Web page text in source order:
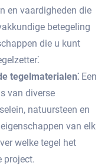
en vaardigheden die
betegeling
die u kunt
tegelmaterialen⁚ Een
van diverse
natuursteen en
van elk
welke tegel het
project.​